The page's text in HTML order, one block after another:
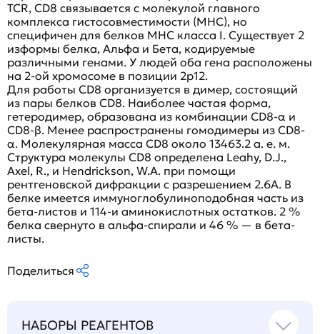
TCR, CD8 связывается с молекулой главного
комплекса гистосовместимости (MHC), но
специфичен для белков MHC класса I. Существует 2
изформы белка, Альфа и Бета, кодируемые
различными генами. У людей оба гена расположены
на 2-ой хромосоме в позиции 2p12.
Для работы CD8 организуется в димер, состоящий
из пары белков CD8. Наиболее частая форма,
гетеродимер, образована из комбинации CD8-α и
CD8-β. Менее распространены гомодимеры из CD8-
α. Молекулярная масса CD8 около 13463.2 а. е. м.
Структура молекулы CD8 определена Leahy, D.J.,
Axel, R., и Hendrickson, W.A. при помощи
рентгеновской дифракции с разрешением 2.6A. В
белке имеется иммуноглобулиноподобная часть из
бета-листов и 114-и аминокислотных остатков. 2 %
белка свернуто в альфа-спирали и 46 % — в бета-
листы.
Поделиться
НАБОРЫ РЕАГЕНТОВ